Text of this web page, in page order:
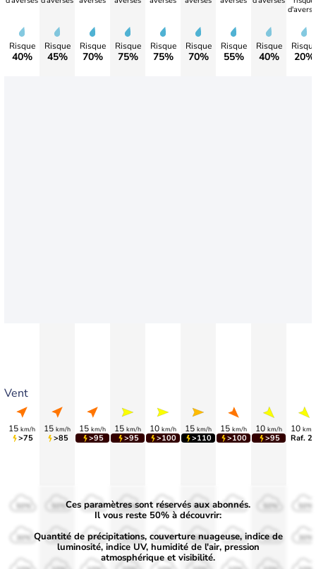
Vent
Risque
40%
15 km/h
>75
Risque
45%
15 km/h
>85
Risque
70%
15 km/h
>95
Risque
75%
15 km/h
>95
Risque
75%
10 km/h
>100
Risque
70%
15 km/h
>110
Risque
55%
15 km/h
>100
Risque
40%
10 km/h
>95
20%
10 km/
Raf.
50%
30%
50%
30%
50%
30%
50%
30%
50%
30%
50%
30%
50%
30% 30% 30%
Ces paramètres sont réservés aux abonnés.
Il vous reste 50% à découvrir:
Quantité de précipitations, couverture nuageuse, indice de
luminosité, indice UV, humidité de l'air, pression
atmosphérique et visibilité.